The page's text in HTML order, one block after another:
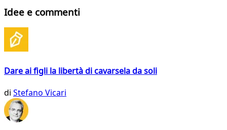
Idee e commenti
Dare ai figli la libertà di cavarsela da soli
di Stefano Vicari